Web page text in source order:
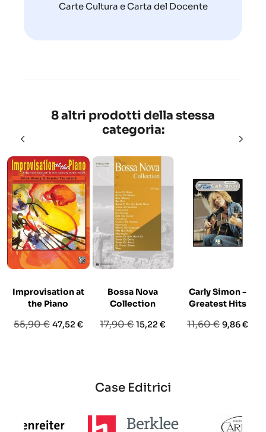
Carte Cultura e Carta del Docente
8 altri prodotti della stessa
categoria:
Improvisation at
the Piano
Prezzo
55,90 € Prezzo
47,52 €
Bossa Nova
Collection
Prezzo
17,90 €Prezzo
15,22 €
Carly Simon -
Greatest Hits
Prezzo
11,60 € Prezzo
9,86 €
Case Editrici